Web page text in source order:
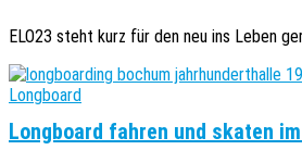
ELO23 steht kurz für den neu ins Leben
Longboard
Longboard fahren und skaten